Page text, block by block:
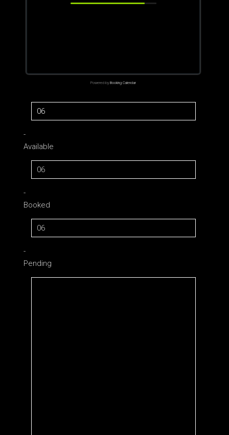
Powered byBooking Calendar
06
-
Available
06
-
Booked
06
-
Pending